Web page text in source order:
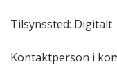
Tilsynssted: Digitalt
Kontaktperson i